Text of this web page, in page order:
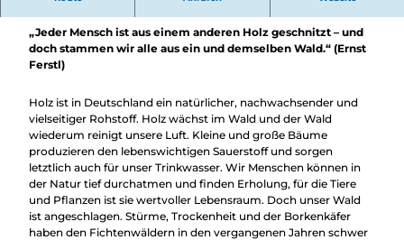
Überblick
Camping &
Wohnmobil
Trekkingplätze
Nachhaltig
bei uns
Rohstoff Holz
„Jeder Mensch ist aus einem anderen Holz geschnitzt – und
doch stammen wir alle aus ein und demselben Wald.“ (Ernst
Ferstl)
Holz ist in Deutschland ein natürlicher, nachwachsender und
vielseitiger Rohstoff. Holz wächst im Wald und der Wald
wiederum reinigt unsere Luft. Kleine und große Bäume
produzieren den lebenswichtigen Sauerstoff und sorgen
letztlich auch für unser Trinkwasser. Wir Menschen können in
der Natur tief durchatmen und finden Erholung, für die Tiere
und Pflanzen ist sie wertvoller Lebensraum. Doch unser Wald
ist angeschlagen. Stürme, Trockenheit und der Borkenkäfer
haben den Fichtenwäldern in den vergangenen Jahren schwer